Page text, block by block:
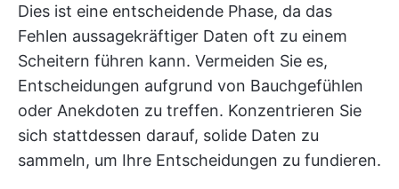
Dies ist eine entscheidende Phase, da das
Fehlen aussagekräftiger Daten oft zu einem
Scheitern führen kann. Vermeiden Sie es,
Entscheidungen aufgrund von Bauchgefühlen
oder Anekdoten zu treffen. Konzentrieren Sie
sich stattdessen darauf, solide Daten zu
sammeln, um Ihre Entscheidungen zu fundieren.